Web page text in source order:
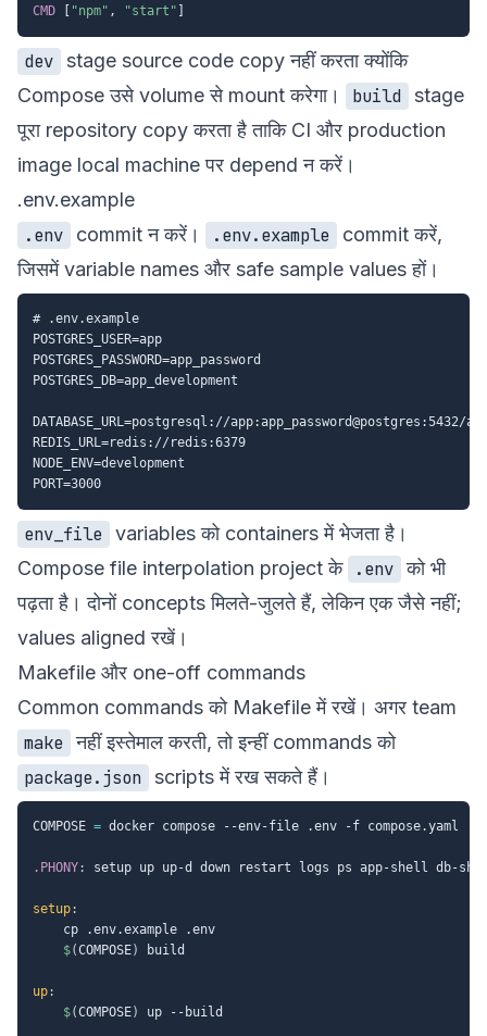
CMD "npm" , "start"
dev stage source code copy नहीं करता क्योंकि
Compose उसे volume से mount करेगा।
build
stage
पूरा repository copy करता है ताकि CI और production
image local machine पर depend न करें।
.env.example
.env
commit न करें। .env.example
commit करें,
जिसमें variable names और safe sample values हों।
# .env.example
POSTGRES_USER=app
POSTGRES_PASSWORD=app_password
POSTGRES_DB=app_development
DATABASE_URL=postgresql://app:app_password@postgres:5432/
REDIS_URL=redis://redis:6379
NODE_ENV=development
env_file
variables को containers में भेजता है।
Compose file interpolation project के
.env को भी
पढ़ता है। दोनों concepts मिलते-जुलते हैं, लेकिन एक जैसे नहीं;
values aligned रखें।
Makefile और one-off commands
Common commands को Makefile में रखें। अगर team
make नहीं इस्तेमाल करती, तो इन्हीं commands को
package.json
scripts में रख सकते हैं।
COMPOSE = docker compose --env-file .env -f compose.yaml
.PHONY: setup up up-d down restart logs ps app-shell db-
setup:
$(COMPOSE) build
up:
$(COMPOSE) up --build